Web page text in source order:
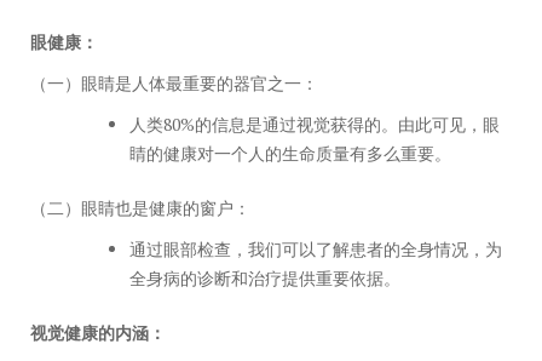
眼健康：
（一）眼睛是人体最重要的器官之一：
人类80%的信息是通过视觉获得的。由此可见，眼
睛的健康对一个人的生命质量有多么重要。
（二）眼睛也是健康的窗户：
通过眼部检查，我们可以了解患者的全身情况，为
全身病的诊断和治疗提供重要依据。
视觉健康的内涵：